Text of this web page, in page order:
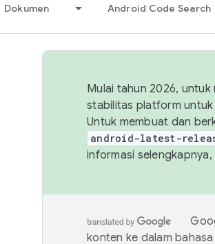
Dokumen Android Code Search
Mulai tahun 2026,
stabilitas platform untuk
Untuk membuat dan
android-latest-
informasi selengkapnya,
konten ke dalam